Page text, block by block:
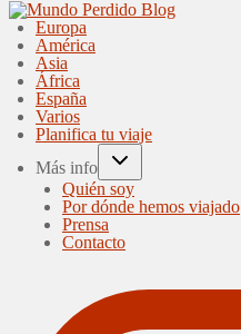
Europa
América
Asia
África
España
Varios
Planifica tu viaje
Más info
Quién soy
Por dónde hemos viajado
Prensa
Contacto